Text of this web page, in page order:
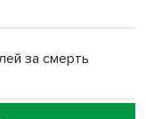
за смерть